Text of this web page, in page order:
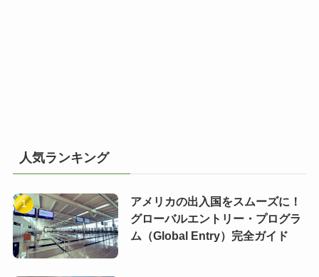
人気ランキング
アメリカの出入国をスムーズに！
グローバルエントリー・プログラ
ム（Global Entry）完全ガイド